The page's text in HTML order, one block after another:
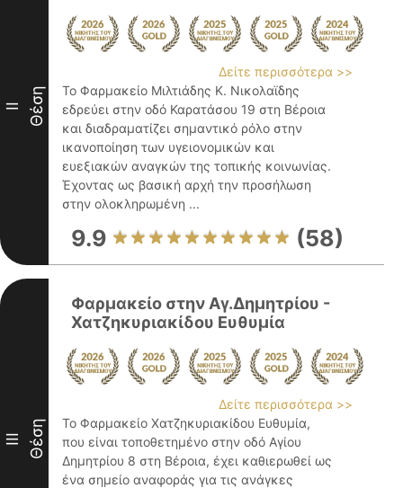
II Θέση
Δείτε περισσότερα >>
Το Φαρμακείο Μιλτιάδης Κ. Νικολαϊδης
εδρεύει στην οδό Καρατάσου 19 στη Βέροια
και διαδραματίζει σημαντικό ρόλο στην
ικανοποίηση των υγειονομικών και
ευεξιακών αναγκών της τοπικής κοινωνίας.
Έχοντας ως βασική αρχή την προσήλωση
στην ολοκληρωμένη ...
9.9 (58)
III Θέση
Φαρμακείο στην Αγ.Δημητρίου -
Χατζηκυριακίδου Ευθυμία
Δείτε περισσότερα >>
Το Φαρμακείο Χατζηκυριακίδου Ευθυμία,
που είναι τοποθετημένο στην οδό Αγίου
Δημητρίου 8 στη Βέροια, έχει καθιερωθεί ως
ένα σημείο αναφοράς για τις ανάγκες